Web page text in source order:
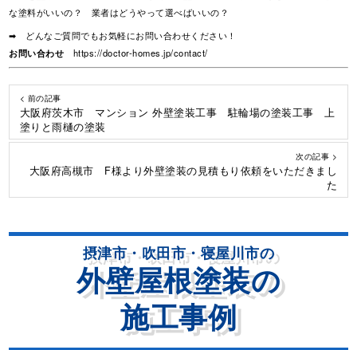
な塗料がいいの？ 業者はどうやって選べばいいの？
➡ どんなご質問でもお気軽にお問い合わせください！
お問い合わせ
https://doctor-homes.jp/contact/
< 前の記事
大阪府茨木市 マンション 外壁塗装工事 駐輪場の塗装工事 上
塗りと雨樋の塗装
次の記事 >
大阪府高槻市 F様より外壁塗装の見積もり依頼をいただきまし
た
摂津市・吹田市・寝屋川市の
外壁屋根塗装の
施工事例